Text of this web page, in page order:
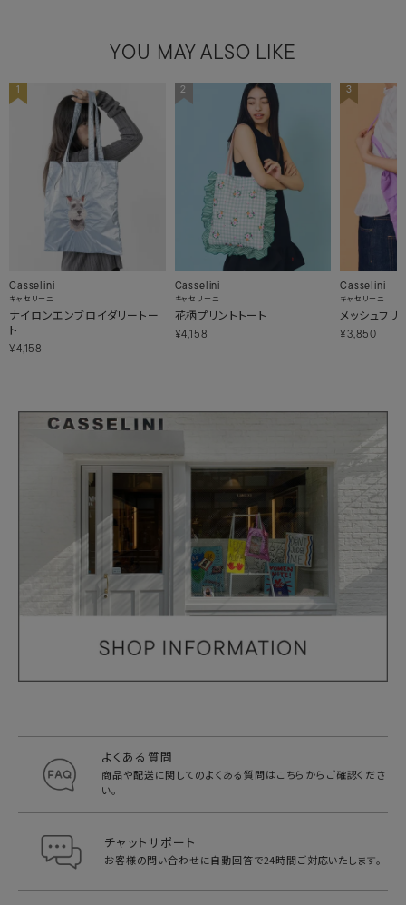
YOU MAY ALSO LIKE
1
Casselini
キャセリーニ
ナイロンエンブロイダリートー
ト
¥4,158
2
Casselini
キャセリーニ
花柄プリントトート
¥4,158
3
Casselini
キャセリーニ
メッシュフリ
¥3,850
よくある質問
商品や配送に関してのよくある質問はこちらからご確認くださ
い。
チャットサポート
お客様の問い合わせに自動回答で24時間ご対応いたします。